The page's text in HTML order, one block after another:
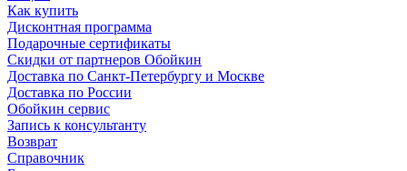
Как купить
Дисконтная программа
Подарочные сертификаты
Скидки от партнеров Обойкин
Доставка по Санкт-Петербургу и Москве
Доставка по России
Обойкин сервис
Запись к консультанту
Возврат
Справочник